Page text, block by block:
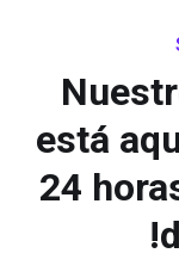
está
24